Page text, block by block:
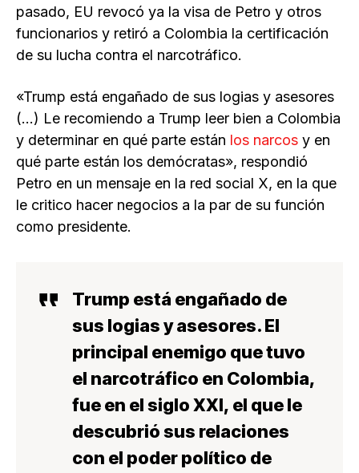
pasado, EU revocó ya la visa de Petro y otros
funcionarios y retiró a Colombia la certificación
de su lucha contra el narcotráfico.
«Trump está engañado de sus logias y asesores
(…) Le recomiendo a Trump leer bien a Colombia
y determinar en qué parte están los narcos y en
qué parte están los demócratas», respondió
Petro en un mensaje en la red social X, en la que
le critico hacer negocios a la par de su función
como presidente.
Trump está engañado de
sus logias y asesores. El
principal enemigo que tuvo
el narcotráfico en Colombia,
fue en el siglo XXI, el que le
descubrió sus relaciones
con el poder político de